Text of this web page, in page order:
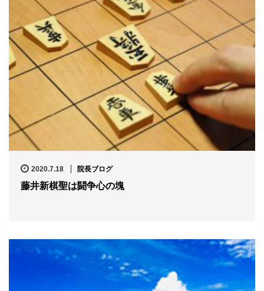
2020.7.18 院長ブログ
藤井新棋聖は闘争心の塊